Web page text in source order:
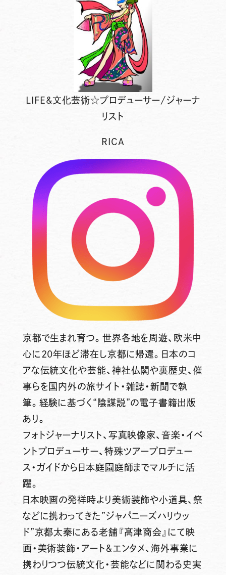
LIFE&文化芸術☆プロデューサー/ジャーナ
リスト
RICA
京都で生まれ育つ。世界各地を周遊、欧米中
心に20年ほど滞在し京都に帰還。日本のコ
アな伝統文化や芸能、神社仏閣や裏歴史、催
事らを国内外の旅サイト・雑誌・新聞で執
筆。経験に基づく“陰謀説”の電子書籍出版
あり。
フォトジャーナリスト、写真映像家、音楽・イベ
ントプロデューサー、特殊ツアープロデュー
ス・ガイドから日本庭園庭師までマルチに活
躍。
日本映画の発祥時より美術装飾や小道具、祭
などに携わってきた”ジャパニーズハリウッ
ド”京都太秦にある老舗『髙津商会』にて映
画・美術装飾・アート＆エンタメ、海外事業に
携わりつつ伝統文化・芸能などに関わる史実